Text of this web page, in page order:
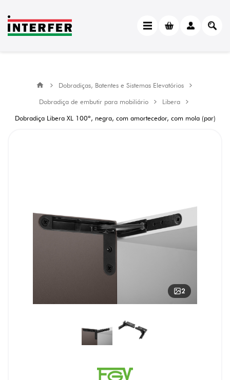
Dobradiças, Batentes e Sistemas Elevatórios
Dobradiça de embutir para mobiliário
Libera
Dobradiça Libera XL 100º, negra, com amortecedor, com mola (par)
2